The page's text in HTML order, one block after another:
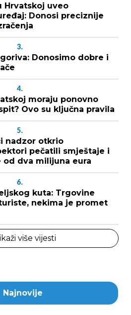
Hrvatskoj uveo
Donosi preciznije
3.
Donosimo dobre i
4.
moraju ponovno
Ovo su ključna pravila
5.
nadzor otkrio
pečatili smještaje i
od dva milijuna eura
6.
kuta: Trgovine
nekima je promet
više vijesti
Najnovije